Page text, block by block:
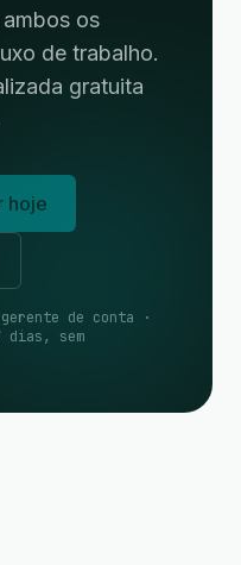
os
de trabalho.
gratuita
hoje
de conta ·
dias, sem